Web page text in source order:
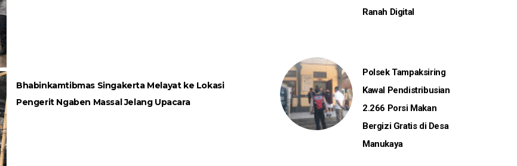
Bhabinkamtibmas Singakerta Melayat ke Lokasi
Pengerit Ngaben Massal Jelang Upacara
Ranah Digital
Polsek Tampaksiring
Kawal Pendistribusian
2.266 Porsi Makan
Bergizi Gratis di Desa
Manukaya